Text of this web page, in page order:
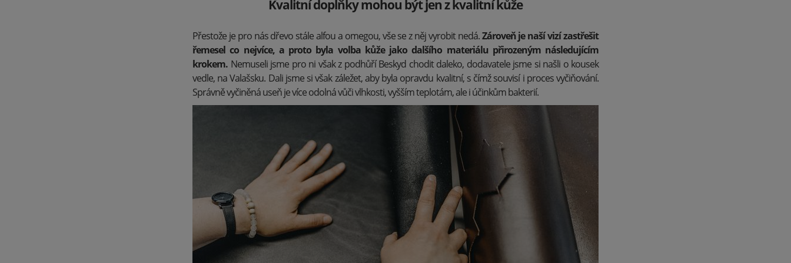
Kvalitní doplňky mohou být jen z kvalitní kůže
Přestože je pro nás dřevo stále alfou a omegou, vše se z něj vyrobit nedá.Zároveň je naší vizí zastřešit
řemesel co nejvíce, a proto byla volba kůže jako dalšího materiálu přirozeným následujícím
krokem. Nemuseli jsme pro ni však z podhůří Beskyd chodit daleko, dodavatele jsme si našli o kousek
vedle, na Valašsku. Dali jsme si však záležet, aby byla opravdu kvalitní, s čímž souvisí i proces vyčiňování.
Správně vyčiněná useň je více odolná vůči vlhkosti, vyšším teplotám, ale i účinkům bakterií.